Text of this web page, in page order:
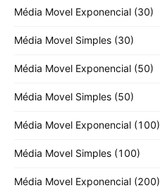
Média Movel Exponencial (30)
Média Movel Simples (30)
Média Movel Exponencial (50)
Média Movel Simples (50)
Média Movel Exponencial (100)
Média Movel Simples (100)
Média Movel Exponencial (200)